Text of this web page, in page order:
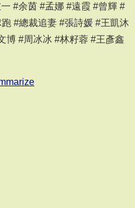
#余茵 #孟娜 #遠霞 #曾輝 #
#總裁追妻 #張詩媛 #王凱沐
博 #周冰冰 #林籽蓉 #王彥鑫